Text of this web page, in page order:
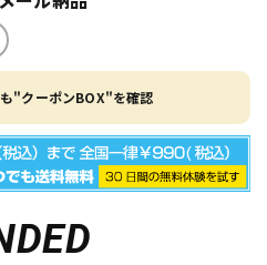
"クーポンBOX"を確認